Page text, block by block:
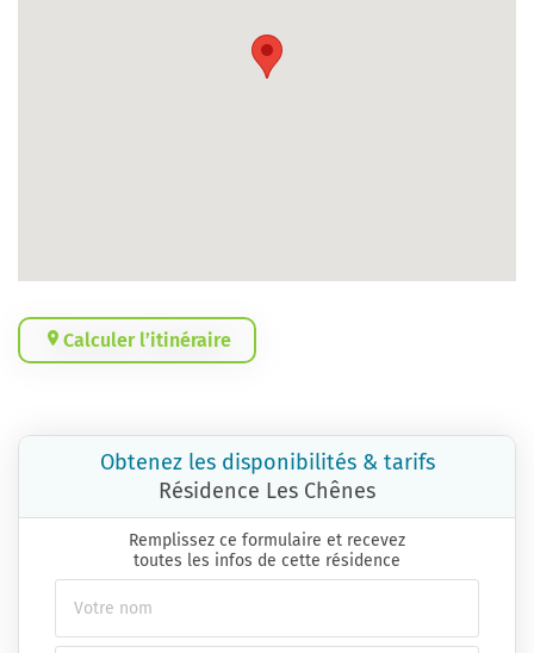
Calculer l’itinéraire
Obtenez les disponibilités & tarifs
Résidence Les Chênes
Remplissez ce formulaire et recevez
toutes les infos de cette résidence